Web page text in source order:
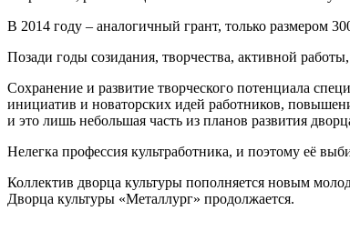
В 2014 году – аналогичный грант, только размером
Позади годы созидания, творчества, активной
Сохранение и развитие творческого потенциала
инициатив и новаторских идей работников,
и это лишь небольшая часть из планов развития
Нелегка профессия культработника, и поэтому её
Коллектив дворца культуры пополняется новым
Дворца культуры «Металлург» продолжается.